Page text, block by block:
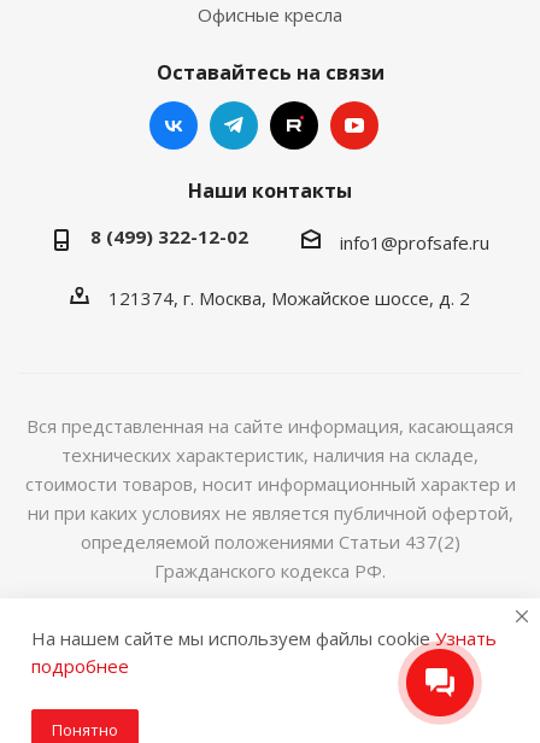
Офисные кресла
Оставайтесь на связи
Наши контакты
8 (499) 322-12-02 info1@profsafe.ru
121374, г. Москва, Можайское шоссе, д. 2
Вся представленная на сайте информация, касающаяся
технических характеристик, наличия на складе,
стоимости товаров, носит информационный характер и
ни при каких условиях не является публичной офертой,
определяемой положениями Статьи 437(2)
Гражданского кодекса РФ.
2014-2026 © Интернет магазин сейфов и металлической
мебели
На нашем сайте мы используем файлы cookieУзнать
подробнее
Понятно